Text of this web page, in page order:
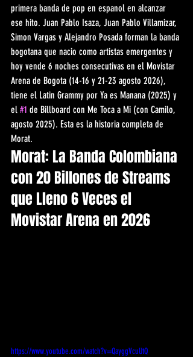
primera banda de pop en espanol en alcanzar
ese hito. Juan Pablo Isaza, Juan Pablo Villamizar,
Simon Vargas y Alejandro Posada forman la banda
bogotana que nacio como artistas emergentes y
hoy vende 6 noches consecutivas en el Movistar
Arena de Bogota (14-16 y 21-23 agosto 2026),
tiene el Latin Grammy por Ya es Manana (2025) y
el #1 de Billboard con Me Toca a Mi (con Camilo,
agosto 2025). Esta es la historia completa de
Morat.
Morat: La Banda Colombiana
con 20 Billones de Streams
que Lleno 6 Veces el
Movistar Arena en 2026
https://www.youtube.com/watch?v=QayggVcuUtQ